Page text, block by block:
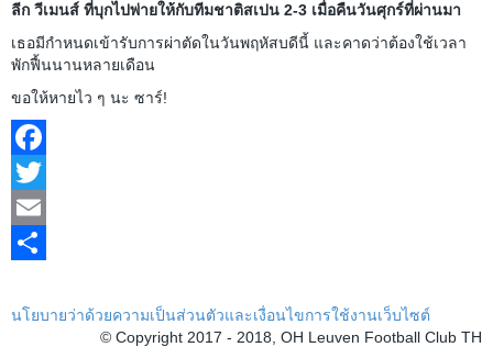
ลีก วีเมนส์ ที่บุกไปพ่ายให้กับทีมชาติสเปน 2-3 เมื่อคืนวันศุกร์ที่ผ่านมา
เธอมีกำหนดเข้ารับการผ่าตัดในวันพฤหัสบดีนี้ และคาดว่าต้องใช้เวลา
พักฟื้นนานหลายเดือน
ขอให้หายไว ๆ นะ ซาร์!
Facebook
Twitter
Email
นโยบายว่าด้วยความเป็นส่วนตัวและเงื่อนไขการใช้งานเว็บไซต์
© Copyright 2017 - 2018, OH Leuven Football Club TH